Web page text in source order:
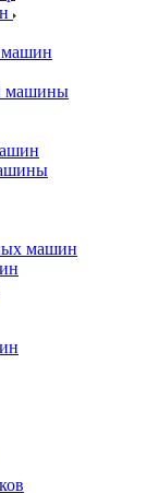
машин
машины
машин